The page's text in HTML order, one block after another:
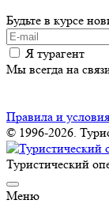
Будьте в курсе
Я турагент
Мы всегда на
Правила и условия
© 1996-2026.
Туристический
Меню